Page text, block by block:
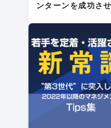
ンターンを成功さ